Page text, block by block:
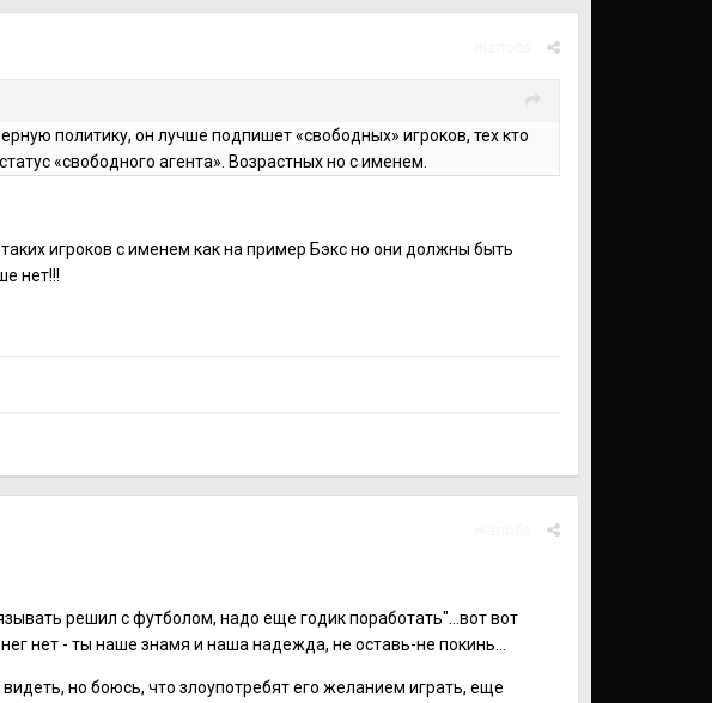
политику, он лучше подпишет «свободных» игроков, тех кто
«свободного агента». Возрастных но с именем.
игроков с именем как на пример Бэкс но они должны быть
нет!!!
решил с футболом, надо еще годик поработать"...вот вот
нет - ты наше знамя и наша надежда, не оставь-не покинь...
но боюсь, что злоупотребят его желанием играть, еще